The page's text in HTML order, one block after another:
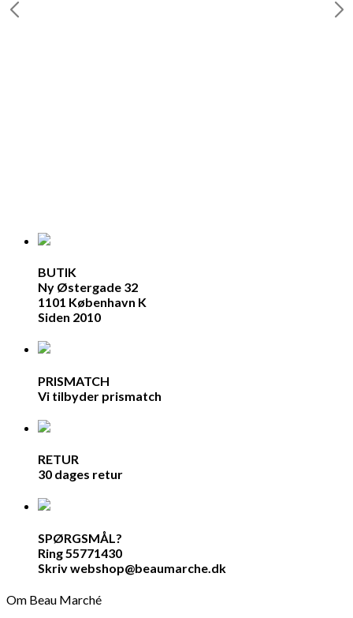
BUTIK
Ny Østergade 32
1101 København K
Siden 2010
PRISMATCH
Vi tilbyder prismatch
RETUR
30 dages retur
SPØRGSMÅL?
Ring 55771430
Skriv webshop@beaumarche.dk
Om Beau Marché